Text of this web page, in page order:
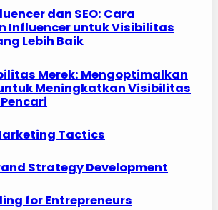
dan SEO: Cara
Influencer untuk Visibilitas
Lebih Baik
Merek: Mengoptimalkan
Meningkatkan Visibilitas
Tactics
Strategy Development
for Entrepreneurs